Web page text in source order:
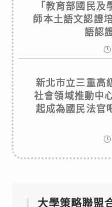
「教育部國民
師本土語文認證
語認
新北市立三重高
社會領域推動中
起成為國民法官
大學策略聯盟